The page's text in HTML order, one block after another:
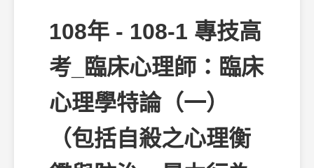
108年 - 108-1 專技高
考_臨床心理師：臨床
心理學特論（一）
（包括自殺之心理衡